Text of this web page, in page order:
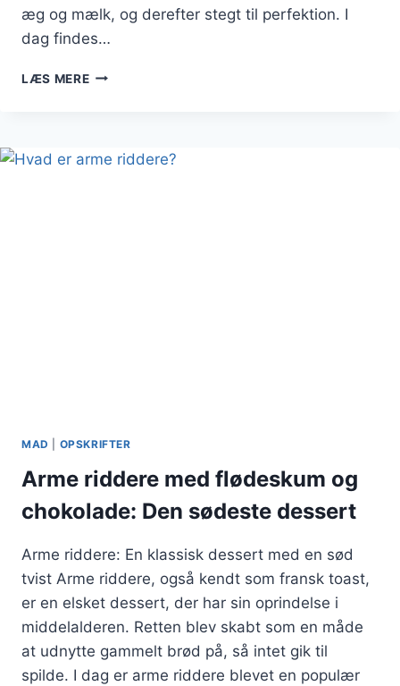
æg og mælk, og derefter stegt til perfektion. I
dag findes…
LÆS MEREARME
FLØDESKUM:
MAD OPSKRIFTER
Arme riddere med flødeskum og
chokolade: Den sødeste dessert
Arme riddere: En klassisk dessert med en sød
tvist Arme riddere, også kendt som fransk toast,
er en elsket dessert, der har sin oprindelse i
middelalderen. Retten blev skabt som en måde
at udnytte gammelt brød på, så intet gik til
spilde. I dag er arme riddere blevet en populær